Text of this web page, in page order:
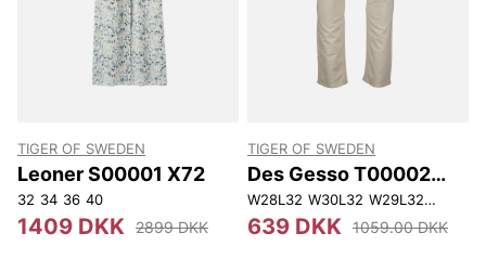
TIGER OF SWEDEN
Leoner S00001 X72
32 34 36 40
1409 DKK 2899 DKK
TIGER OF SWEDEN
Des Gesso T00002
D1E
W28L32 W30L32 W29L32 W30L34
639 DKK 1059.00 DKK